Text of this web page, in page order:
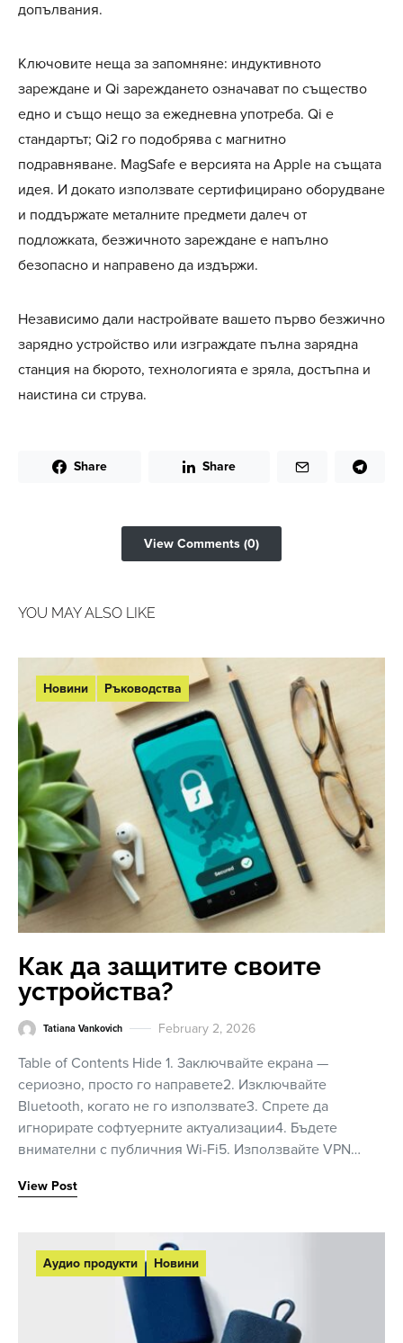
допълвания.
Ключовите неща за запомняне: индуктивното
зареждане и Qi зареждането означават по същество
едно и също нещо за ежедневна употреба. Qi е
стандартът; Qi2 го подобрява с магнитно
подравняване. MagSafe е версията на Apple на същата
идея. И докато използвате сертифицирано оборудване
и поддържате металните предмети далеч от
подложката, безжичното зареждане е напълно
безопасно и направено да издържи.
Независимо дали настройвате вашето първо безжично
зарядно устройство или изграждате пълна зарядна
станция на бюрото, технологията е зряла, достъпна и
наистина си струва.
Share Share
View Comments (0)
YOU MAY ALSO LIKE
Новини Ръководства
Как да защитите своите
устройства?
Tatiana Vankovich February 2, 2026
Table of Contents Hide 1. Заключвайте екрана —
сериозно, просто го направете2. Изключвайте
Bluetooth, когато не го използвате3. Спрете да
игнорирате софтуерните актуализации4. Бъдете
внимателни с публичния Wi-Fi5. Използвайте VPN…
View Post
Аудио продукти Новини